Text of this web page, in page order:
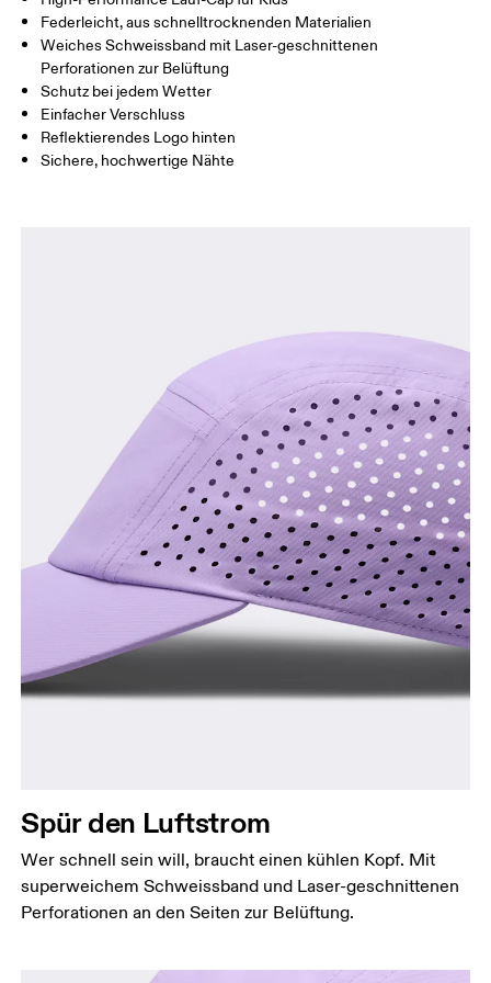
Horizontal verschieben, um mehr zu sehen
So misst du richtig
Kopfumfang
Miss deinen Kopfumfang auf Stirnhöhe. Halte dabei
das Massband gerade und waagerecht.
Federleicht, aus schnelltrocknenden Materialien
Weiches Schweissband mit Laser-geschnittenen
Perforationen zur Belüftung
Schutz bei jedem Wetter
Einfacher Verschluss
Reflektierendes Logo hinten
Sichere, hochwertige Nähte
Spür den Luftstrom
Wer schnell sein will, braucht einen kühlen Kopf. Mit
superweichem Schweissband und Laser-geschnittenen
Perforationen an den Seiten zur Belüftung.